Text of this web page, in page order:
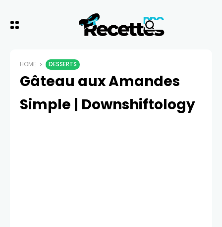
HOME DESSERTS
Gâteau aux Amandes
Simple | Downshiftology